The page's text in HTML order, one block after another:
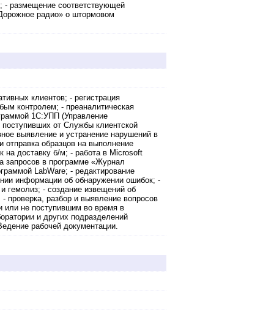
- размещение соответствующей
радио» о штормовом
клиентов; - регистрация
контролем; - преаналитическая
1С:УПП (Управление
от Службы клиентской
выявление и устранение нарушений в
отправка образцов на выполнение
на доставку б/м; - работа в Microsoft
запросов в программе «Журнал
LabWare; - редактирование
информации об обнаружении ошибок; -
гемолиз; - создание извещений об
проверка, разбор и выявление вопросов
или не поступившим во время в
и других подразделений
рабочей документации.